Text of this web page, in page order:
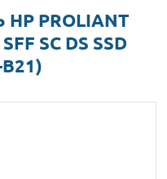
PROLIANT
SC DS SSD